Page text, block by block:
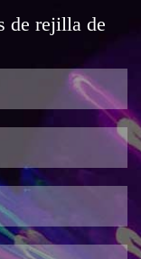
de rejilla de